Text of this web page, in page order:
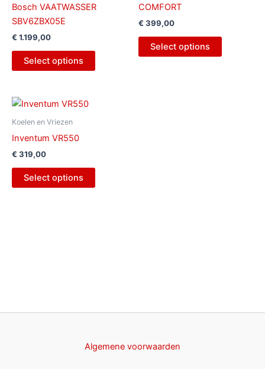
Bosch VAATWASSER
SBV6ZBX05E
€ 1.199,00
Select options
COMFORT
€ 399,00
Select options
Koelen en Vriezen
Inventum VR550
€ 319,00
Select options
Algemene voorwaarden